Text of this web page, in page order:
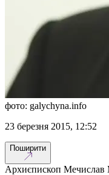
фото: galychyna.info
23 березня 2015, 12:52
Поширити
Архиєпископ